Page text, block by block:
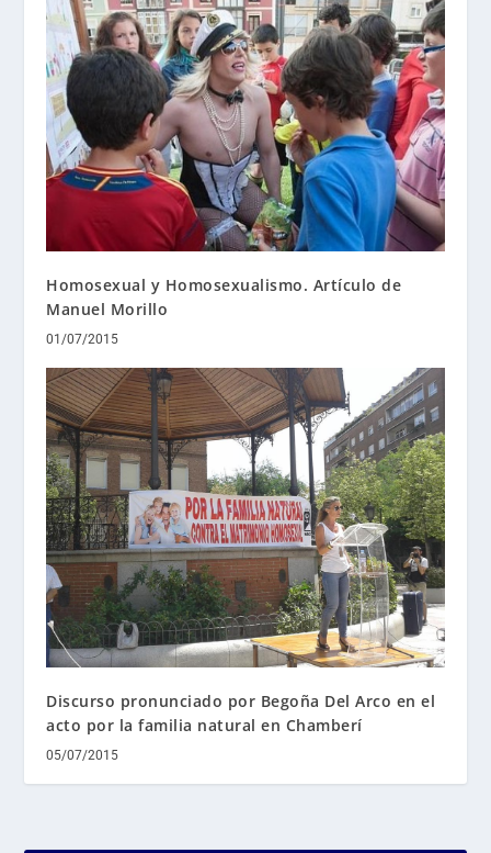
Homosexual y Homosexualismo. Artículo de
Manuel Morillo
01/07/2015
Discurso pronunciado por Begoña Del Arco en el
acto por la familia natural en Chamberí
05/07/2015